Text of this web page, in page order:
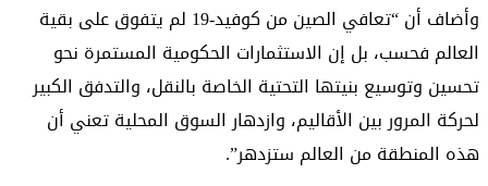
وأضاف أن “تعافي الصين من كوفيد-19 لم يتفوق على بقية
العالم فحسب، بل إن الاستثمارات الحكومية المستمرة نحو
تحسين وتوسيع بنيتها التحتية الخاصة بالنقل، والتدفق الكبير
لحركة المرور بين الأقاليم، وازدهار السوق المحلية تعني أن
هذه المنطقة من العالم ستزدهر”.